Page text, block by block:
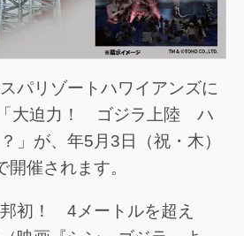
パリゾートハワイアンズに
大迫力！ ゴジラ上陸 ハ
」が、年5月3日（祝・木）
催されます。
初！ 4メートルを超え